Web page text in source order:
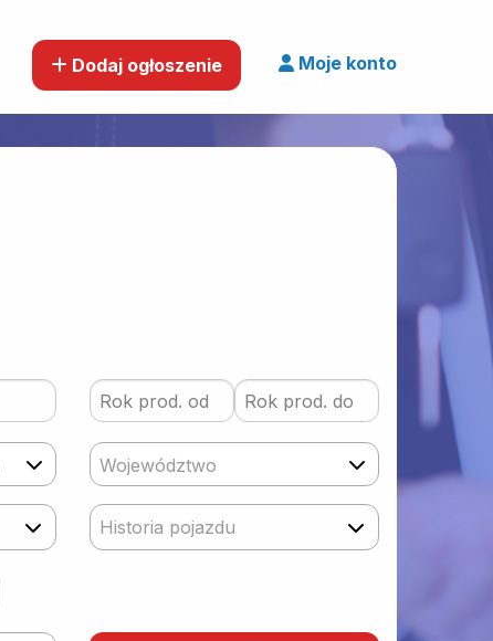
Dodaj ogłoszenie Moje konto
Województwo
Historia pojazdu